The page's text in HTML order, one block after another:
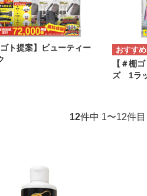
ゴト提案】ビューティー
【＃棚
ズ 1ラ
12件中 1〜12件目